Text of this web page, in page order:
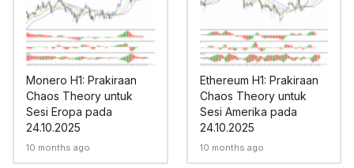
Monero H1: Prakiraan
Chaos Theory untuk
Sesi Eropa pada
24.10.2025
10 months ago
Ethereum H1: Prakiraan
Chaos Theory untuk
Sesi Amerika pada
24.10.2025
10 months ago